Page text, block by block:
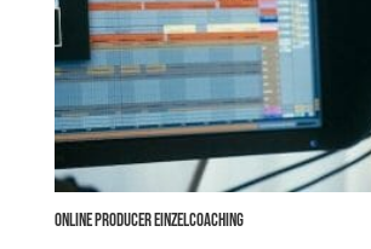
Online PRODUCER Einzelcoaching